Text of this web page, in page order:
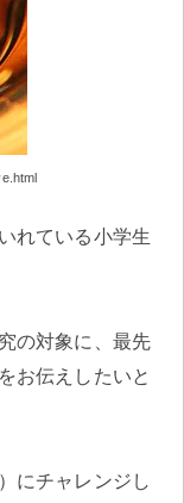
れている小学生
の対象に、最先
お伝えしたいと
にチャレンジし